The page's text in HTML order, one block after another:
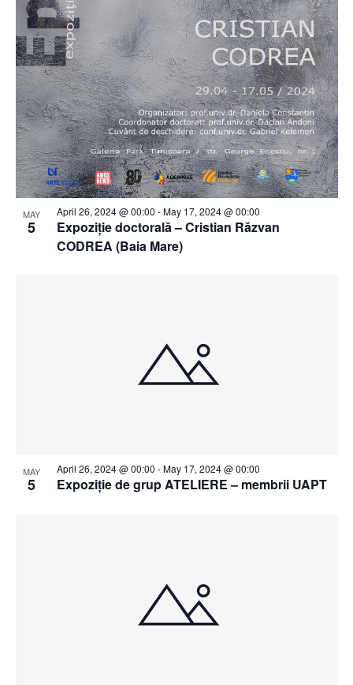
MAY
5
Expoziție doctorală – Cristian Răzvan
CODREA (Baia Mare)
April 26, 2024 @ 00:00 -May 17, 2024 @ 00:00
MAY
5 Expoziție de grup ATELIERE – membrii UAPT
April 26, 2024 @ 00:00 -May 17, 2024 @ 00:00